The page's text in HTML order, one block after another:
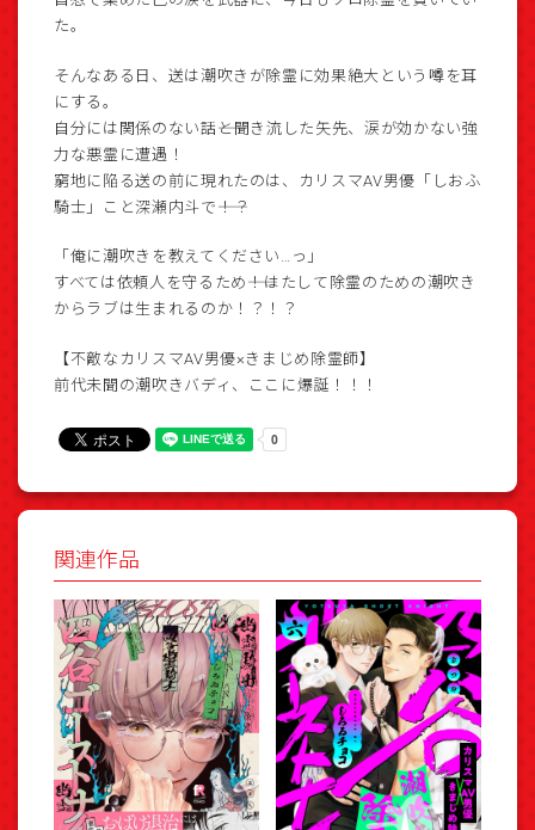
た。
そんなある日、送は潮吹きが除霊に効果絶大という噂を耳
にする。
自分には関係のない話――と聞き流した矢先、涙が効かない強
力な悪霊に遭遇！
窮地に陥る送の前に現れたのは、カリスマAV男優「しおふ
騎士」こと深瀬内斗で――！？
「俺に潮吹きを教えてください…っ」
すべては依頼人を守るため――！はたして除霊のための潮吹き
からラブは生まれるのか！？！？
【不敵なカリスマAV男優×きまじめ除霊師】
前代未聞の潮吹きバディ、ここに爆誕！！！
関連作品